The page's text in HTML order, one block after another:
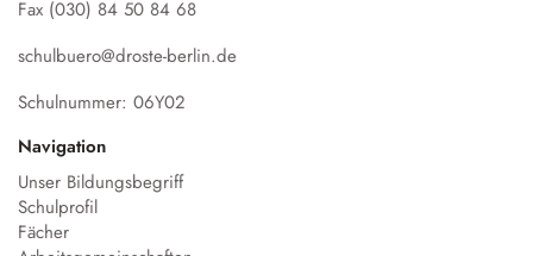
Fax (030) 84 50 84 68
schulbuero@droste-berlin.de
Schulnummer: 06Y02
Navigation
Unser Bildungsbegriff
Schulprofil
Fächer